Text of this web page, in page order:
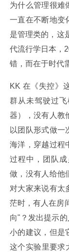
为什么管理很难
一直在不断地变
是管理类的，这
代流行学日本，
错，而在于时代
KK 在《失控》
群从未驾驶过
器），没有人教
以团队形式做一
海洋，穿越过程
过程中，团队
做，没有人给他
对大家来说有太
茫时，有人在房
向"？发出提示
小的建议，但是
这个实验里要求